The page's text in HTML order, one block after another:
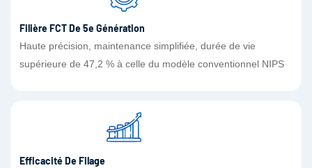
Filière FCT De 5e Génération
Haute précision, maintenance simplifiée, durée de vie
supérieure de 47,2 % à celle du modèle conventionnel NIPS
Efficacité De Filage